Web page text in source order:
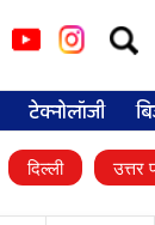
for:
टेक्नोलॉजी
दिल्ली उत्तर